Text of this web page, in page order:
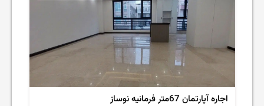
اجاره آپارتمان 67متر فرمانیه نوساز